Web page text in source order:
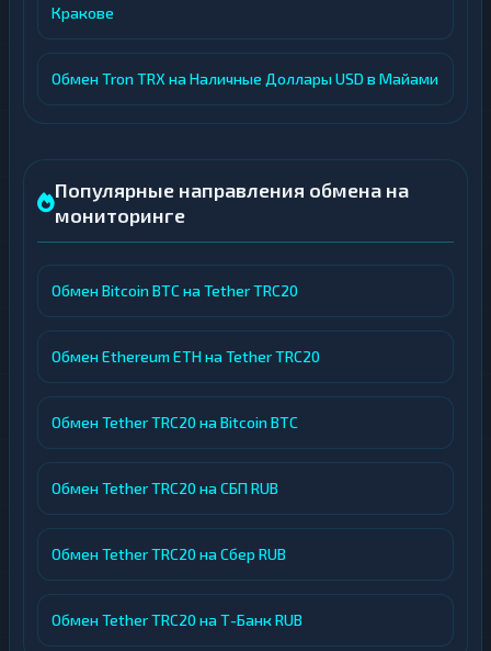
Кракове
Обмен Tron TRX на Наличные Доллары USD в Майами
Популярные направления обмена на
мониторинге
Обмен Bitcoin BTC на Tether TRC20
Обмен Ethereum ETH на Tether TRC20
Обмен Tether TRC20 на Bitcoin BTC
Обмен Tether TRC20 на СБП RUB
Обмен Tether TRC20 на Сбер RUB
Обмен Tether TRC20 на Т-Банк RUB